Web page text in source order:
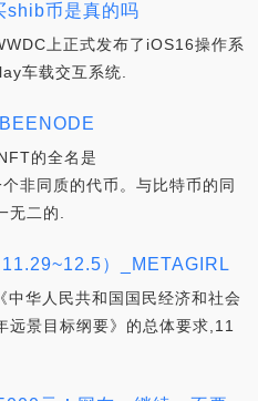
shib币是真的吗
上正式发布了iOS16操作系
车载交互系统.
的全名是
非同质的代币。与比特币的同
无二的.
）_METAGIRL
华人民共和国国民经济和社会
远景目标纲要》的总体要求,11